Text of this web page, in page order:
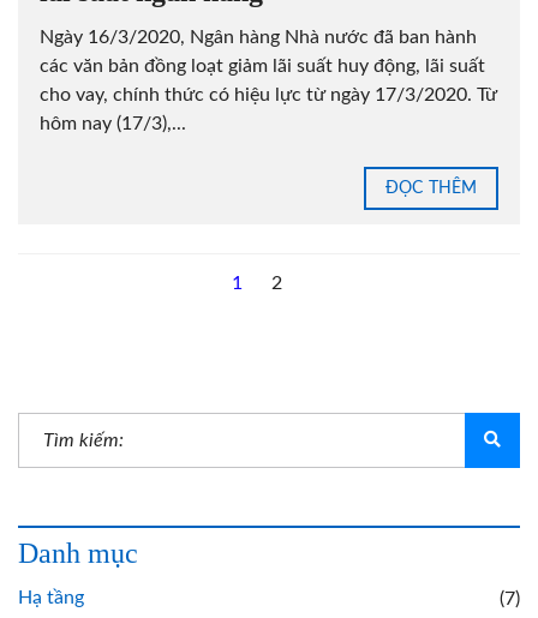
Ngày 16/3/2020, Ngân hàng Nhà nước đã ban hành
các văn bản đồng loạt giảm lãi suất huy động, lãi suất
cho vay, chính thức có hiệu lực từ ngày 17/3/2020. Từ
hôm nay (17/3),...
ĐỌC THÊM
1 2
Danh mục
Hạ tầng (7)